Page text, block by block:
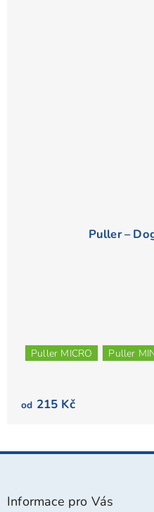
Puller –
je
5,0
hvězdiček.
od 215 Kč
Puller MICRO Puller
Z
Informace pro Vás